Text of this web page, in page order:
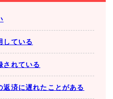
している
されている
済に遅れたことがある